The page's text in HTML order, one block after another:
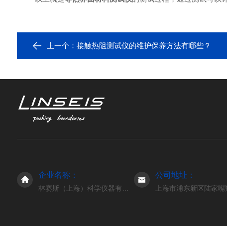
上一个： 接触热阻测试仪的维护保养方法有哪些？
企业名称： 公司地址：
上海市浦东新区陆家